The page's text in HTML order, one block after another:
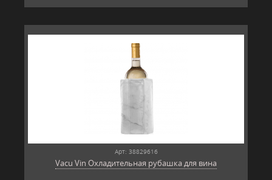
Арт: 38829616
Vacu Vin Охладительная рубашка для вина